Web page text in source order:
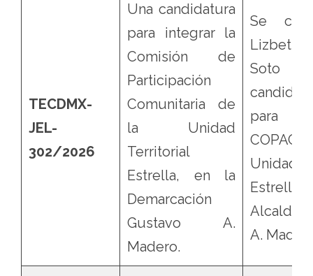
TECDMX-
JEL-
302/2026
Una candidatura
para integrar la
Comisión de
Participación
Comunitaria de
la Unidad
Territorial
Estrella, en la
Demarcación
Gustavo A.
Madero.
Se
Lizbeth
Soto
para
Unidad
Alcaldía
A.